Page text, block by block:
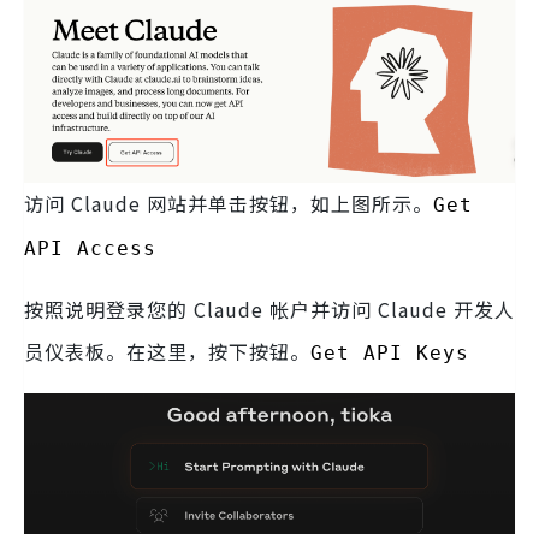
访问 Claude 网站并单击按钮，如上图所示。 Get
API Access
按照说明登录您的 Claude 帐户并访问 Claude 开发人
员仪表板。在这里，按下按钮。 Get API Keys